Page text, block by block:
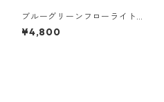
ブルーグリーンフローライト
オーバルカットルース 10.2ct
15.4mm*11.1mm*8.0mm
¥4,800